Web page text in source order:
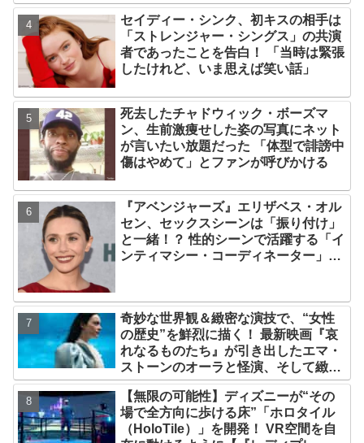
セイディー・シンク、初キスの相手は
「ストレンジャー・シングス」の共演
者であったことを告白！ 「当時は緊張
したけれど、いま思えば笑い話」
死去したチャドウィック・ボーズマ
ン、生前激痩せした姿の写真にネット
が言いたい放題だった 「体型で誹謗中
傷はやめて」とファンが呼びかける
『アベンジャーズ』エリザベス・オル
セン、セックスシーンは「振り付け」
と一緒！？ 性的シーンで活躍する「イ
ンティマシー・コーディネーター」の
奇妙な世界観＆緻密な演技で、“女性
の歴史”を鮮烈に描く！ 最新映画『哀
れなるものたち』が引き出したエマ・
ストーンのオーラと怪演、そして緻密
すぎる演技力！ これは女性の“自由意
志”の物語［レビュー＆解説］
【無限の可能性】ディズニーが“その
場で全方向に歩ける床”「ホロタイル
（HoloTile）」を開発！ VR空間を自